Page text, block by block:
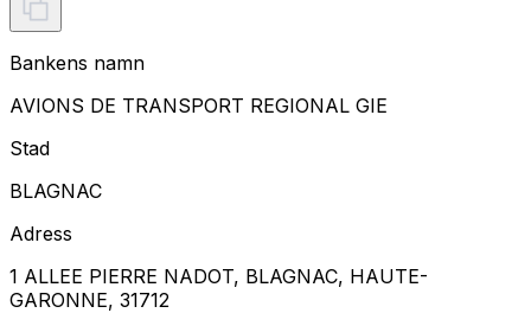
Bankens namn
AVIONS DE TRANSPORT REGIONAL GIE
Stad
BLAGNAC
Adress
1 ALLEE PIERRE NADOT, BLAGNAC, HAUTE-
GARONNE, 31712